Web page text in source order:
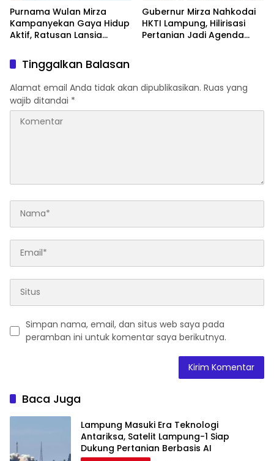
Purnama Wulan Mirza
Kampanyekan Gaya Hidup
Aktif, Ratusan Lansia
Bandar Lampung
Gubernur Mirza Nahkodai
HKTI Lampung, Hilirisasi
Pertanian Jadi Agenda
Tinggalkan Balasan
Alamat email Anda tidak akan dipublikasikan. Ruas yang
wajib ditandai *
Simpan nama, email, dan situs web saya pada
peramban ini untuk komentar saya berikutnya.
Baca Juga
Lampung Masuki Era Teknologi
Antariksa, Satelit Lampung-1 Siap
Dukung Pertanian Berbasis AI